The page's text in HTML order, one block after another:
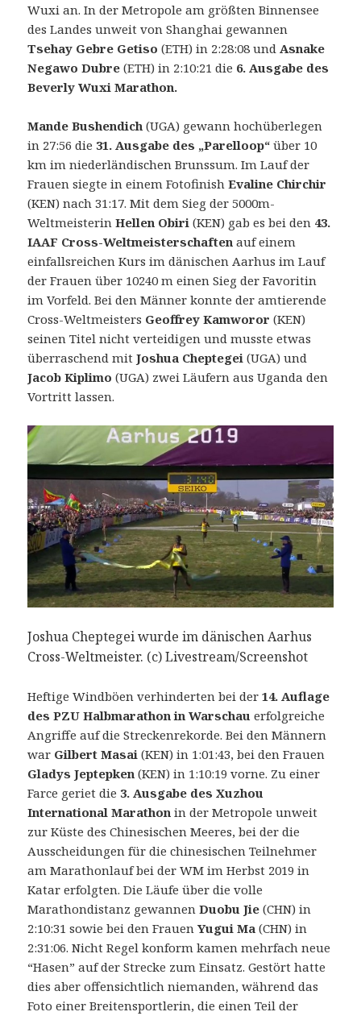
Wuxi an. In der Metropole am größten Binnensee
des Landes unweit von Shanghai gewannen
Tsehay Gebre Getiso (ETH) in 2:28:08 und Asnake
Negawo Dubre (ETH) in 2:10:21 die 6. Ausgabe des
Beverly Wuxi Marathon.
Wuxi
Marathon
(China)
am
24.
März
2019:
Auch
in
Wuxi
fallen
die
Streckenrekorde
Mande Bushendich (UGA) gewann hochüberlegen
in 27:56 die 31. Ausgabe des „Parelloop“ über 10
km im niederländischen Brunssum. Im Lauf der
Frauen siegte in einem Fotofinish Evaline Chirchir
(KEN) nach 31:17. Mit dem Sieg der 5000m-
Weltmeisterin Hellen Obiri (KEN) gab es bei den 43.
IAAF Cross-Weltmeisterschaften auf einem
einfallsreichen Kurs im dänischen Aarhus im Lauf
der Frauen über 10240 m einen Sieg der Favoritin
im Vorfeld.Bei den Männer konnte der amtierende
Cross-Weltmeisters Geoffrey Kamworor (KEN)
seinen Titel nicht verteidigen und musste etwas
überraschend mitJoshua Cheptegei (UGA) und
Jacob Kiplimo (UGA) zwei Läufern aus Uganda den
Vortritt lassen.
Joshua Cheptegei wurde im dänischen Aarhus
Cross-Weltmeister. (c) Livestream/Screenshot
Heftige Windböen verhinderten bei der14. Auflage
des PZU Halbmarathon in Warschau erfolgreiche
Angriffe auf die Streckenrekorde. Bei den Männern
war Gilbert Masai (KEN) in 1:01:43, bei den Frauen
Gladys Jeptepken (KEN) in 1:10:19 vorne. Zu einer
Farce geriet die 3. Ausgabe des Xuzhou
International Marathon in der Metropole unweit
zur Küste des Chinesischen Meeres, bei der die
Ausscheidungen für die chinesischen Teilnehmer
am Marathonlauf bei der WM im Herbst 2019 in
Katar erfolgten. Die Läufe über die volle
Marathondistanz gewannenDuobu Jie (CHN) in
2:10:31 sowie bei den Frauen Yugui Ma(CHN) in
2:31:06. Nicht Regel konform kamen mehrfach neue
“Hasen” auf der Strecke zum Einsatz. Gestört hatte
dies aber offensichtlich niemanden, während das
Foto einer Breitensportlerin, die einen Teil der